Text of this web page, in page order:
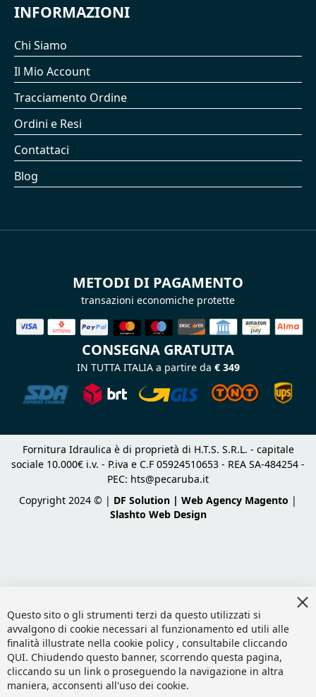
INFORMAZIONI
Chi Siamo
Il Mio Account
Tracciamento Ordine
Ordini e Resi
Contattaci
Blog
METODI DI PAGAMENTO
transazioni economiche protette
CONSEGNA GRATUITA
IN TUTTA ITALIA a partire da € 349
Fornitura Idraulica è di proprietà di H.T.S. S.R.L. - capitale
sociale 10.000€ i.v. - P.iva e C.F 05924510653 - REA SA-484254 -
PEC: hts@pecaruba.it
Copyright 2024 © | DF Solution | Web Agency Magento |
Slashto Web Design
Questo sito o gli strumenti terzi da questo utilizzati si
avvalgono di cookie necessari al funzionamento ed utili alle
finalità illustrate nella cookie policy , consultabile cliccando
QUI. Chiudendo questo banner, scorrendo questa pagina,
cliccando su un link o proseguendo la navigazione in altra
maniera, acconsenti all'uso dei cookie.